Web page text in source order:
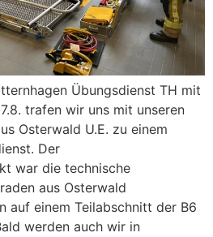
Übungsdienst TH mit
trafen wir uns mit unseren
Osterwald U.E. zu einem
Der
war die technische
aus Osterwald
auf einem Teilabschnitt der B6
werden auch wir in